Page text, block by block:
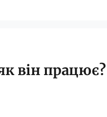
він працює?